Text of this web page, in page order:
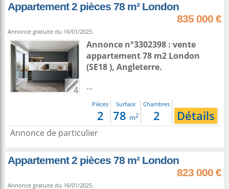
Appartement 2 pièces 78 m² London
835 000 €
Annonce gratuite du 16/01/2025.
4
Annonce n°3302398 : vente
appartement 78 m2 London
(SE18 ), Angleterre.
...
Pièces
2
Surface
78 m2
Chambres
2 Détails
Annonce de particulier
Appartement 2 pièces 78 m² London
823 000 €
Annonce gratuite du 16/01/2025.